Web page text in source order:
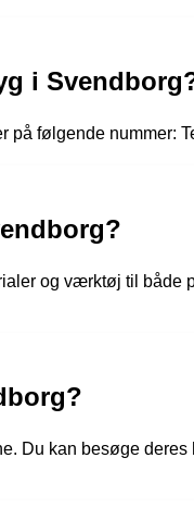
i
på følgende nummer:
og værktøj til både
Du kan besøge